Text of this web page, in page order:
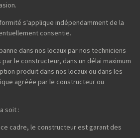
s'applique indépendamment de la
consentie.
dans nos locaux par nos techniciens
le constructeur, dans un délai maximum
produit dans nos locaux ou dans les
agréée par le constructeur ou
soit :
cadre, le constructeur est garant des